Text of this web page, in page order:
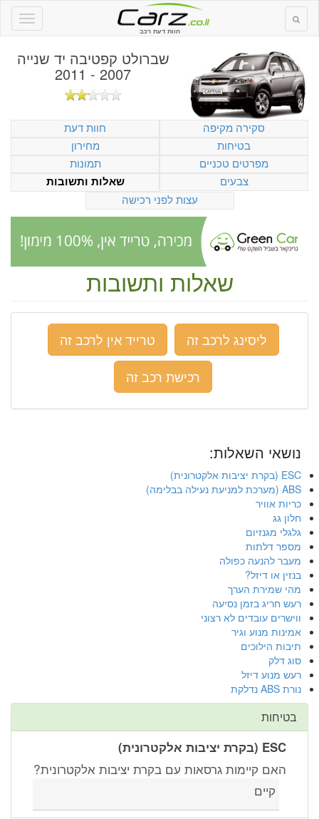
חוות דעת רכב
שברולט קפטיבה יד שנייה
2007 - 2011
סקירה מקיפה
חוות דעת
בטיחות
מחירון
מפרטים טכניים
תמונות
צבעים
שאלות ותשובות
עצות לפני רכישה
שאלות ותשובות
ליסינג לרכב זה
טרייד אין לרכב זה
רכישת רכב זה
נושאי השאלות:
ESC (בקרת יציבות אלקטרונית)
ABS (מערכת למניעת נעילה בבלימה)
כריות אוויר
חלון גג
גלגלי מגנזיום
מספר דלתות
מעבר להנעה כפולה
בנזין או דיזל?
מהי שמירת הערך
רעש חריג בזמן נסיעה
ווישרים עובדים לא רצוני
אמינות מנוע וגיר
תיבות הילוכים
סוג דלק
רעש מנוע דיזל
נורת ABS נדלקת
בטיחות
ESC (בקרת יציבות אלקטרונית)
האם קיימות גרסאות עם בקרת יציבות אלקטרונית?
קיים